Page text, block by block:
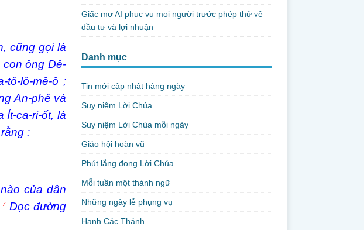
cũng gọi là
con ông Dê-
tô-lô-mê-ô ;
An-phê và
Ít-ca-ri-ốt, là
:
của dân
7Dọc đường
Giấc mơ AI phục vụ mọi người trước phép thử về
đầu tư và lợi nhuận
Danh mục
Tin mới cập nhật hàng ngày
Suy niệm Lời Chúa
Suy niệm Lời Chúa mỗi ngày
Giáo hội hoàn vũ
Phút lắng đọng Lời Chúa
Mỗi tuần một thành ngữ
Những ngày lễ phụng vụ
Hạnh Các Thánh